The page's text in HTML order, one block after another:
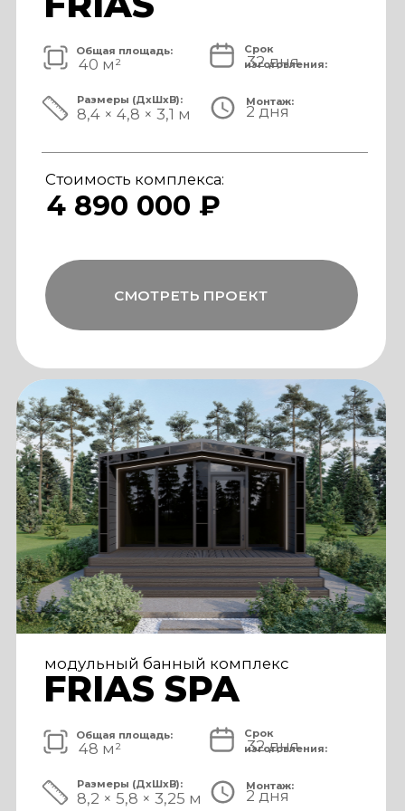
8 750 000 ₽
Стоимость комплекса:
Монтаж:
5 дней
11,2 × 6,5 × 3,25 м
Размеры (ДxШxВ):
80 дней
Срок
изготовления:
72 м²
Общая площадь:
модульный банный комплекс
FRIAS PREMIUM
СМОТРЕТЬ ПРОЕКТ
5 820 000 ₽
СМОТРЕТЬ ПРОЕКТ